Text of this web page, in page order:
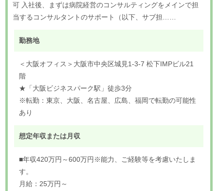
可 入社後、まずは病院経営のコンサルティングをメインで担
当するコンサルタントのサポート（以下、サブ担……
勤務地
＜大阪オフィス＞大阪市中央区城見1-3-7 松下IMPビル21
階
★「大阪ビジネスパーク駅」徒歩3分
※転勤：東京、大阪、名古屋、広島、福岡で転勤の可能性
あり
想定年収または月収
■年収420万円～600万円※能力、ご経験等を考慮いたしま
す。
月給：25万円～